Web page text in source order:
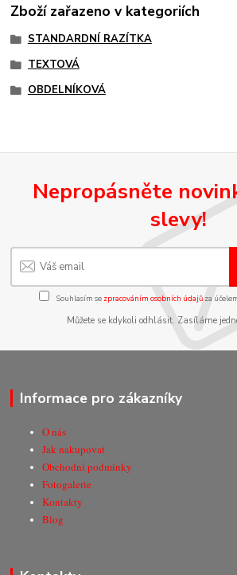
Zboží zařazeno v kategoriích
STANDARDNÍ RAZÍTKA
TEXTOVÁ
OBDELNÍKOVÁ
Nepropásněte
slevy!
Souhlasím se zpracováním osobních údajůza
Můžete se kdykoli odhlásit. Zasíláme
Informace pro zákazníky
O nás
Jak nakupovat
Obchodní podmínky
Fotogalerie
Kontakty
Blog